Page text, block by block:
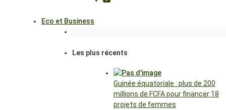
Eco et Business
Les plus récents
Guinée équatoriale : plus de 200
millions de FCFA pour financer 18
projets de femmes